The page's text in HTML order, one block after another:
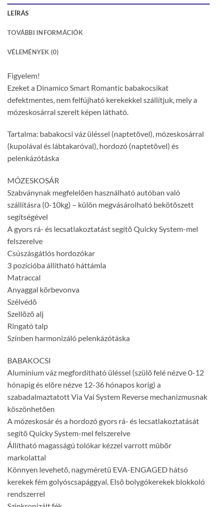
LEÍRÁS
TOVÁBBI INFORMÁCIÓK
VÉLEMÉNYEK (0)
Figyelem!
Ezeket a Dinamico Smart Romantic babakocsikat
defektmentes, nem felfújható kerekekkel szállítjuk, mely a
mózeskosárral szerelt képen látható.
Tartalma: babakocsi váz üléssel (naptetõvel), mózeskosárral
(kupolával és lábtakaróval), hordozó (naptetõvel) és
pelenkázótáska
MÓZESKOSÁR
Szabványnak megfelelõen használható autóban való
szállításra (0-10kg) – külön megvásárolható bekötõszett
segítségével
A gyors rá- és lecsatlakoztatást segítõ Quicky System-mel
felszerelve
Csúszásgátlós hordozókar
3 pozícióba állítható háttámla
Matraccal
Anyaggal körbevonva
Szélvédõ
Szellõzõ alj
Ringató talp
Színben harmonizáló pelenkázótáska
BABAKOCSI
Alumínium váz megfordítható üléssel (szülõ felé nézve 0-12
hónapig és elõre nézve 12-36 hónapos korig) a
szabadalmaztatott Via Vai System Reverse mechanizmusnak
köszönhetõen
A mózeskosár és a hordozó gyors rá- és lecsatlakoztatását
segítõ Quicky System-mel felszerelve
Állítható magasságú tolókar kézzel varrott mûbõr
markolattal
Könnyen levehetõ, nagyméretû EVA-ENGAGED hátsó
kerekek fém golyóscsapággyal. Elsõ bolygókerekek blokkoló
rendszerrel